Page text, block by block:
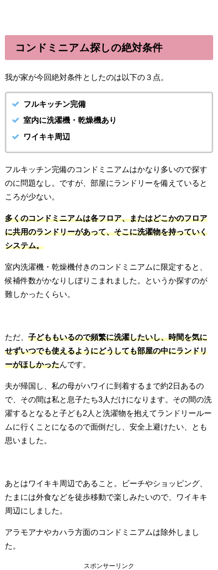
コンドミニアム探しの絶対条件
我が家が今回絶対条件としたのは以下の３点。
フルキッチン完備
室内に洗濯機・乾燥機あり
ワイキキ周辺
フルキッチン完備のコンドミニアムはかなり多いので探す
のに問題なし。ですが、部屋にランドリーを備えていると
ころが少ない。
多くのコンドミニアムは各フロア、またはどこかのフロア
に共用のランドリーがあって、そこに洗濯物を持っていく
システム。
室内洗濯機・乾燥機付きのコンドミニアムに限定すると、
候補件数がかなりしぼりこまれました。というか探すのが
難しかったくらい。
ただ、 子どももいるので頻繁に洗濯したいし、時間を気に
せずいつでも使えるようにどうしても部屋の中にランドリ
ーがほしかったんです。
夫が帰国し、私の母がハワイに到着するまで約2日あるの
で、その間は私と息子たち3人だけになります。その間の洗
濯するとなると子ども2人と洗濯物を抱えてランドリールー
ムに行くことになるので面倒だし、安全上避けたい、とも
思いました。
あとはワイキキ周辺であること。ビーチやショッピング、
たまには外食などを徒歩移動で楽しみたいので、ワイキキ
周辺にしました。
アラモアナやカハラ方面のコンドミニアムは除外しまし
た。
スポンサーリンク